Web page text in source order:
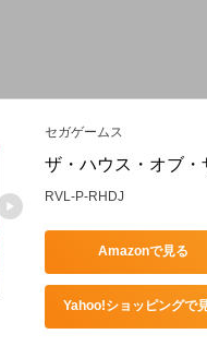
セガゲームス
ザ・ハウス・オブ
RVL-P-RHDJ
Amazonで見る
Yahoo!ショッピングで